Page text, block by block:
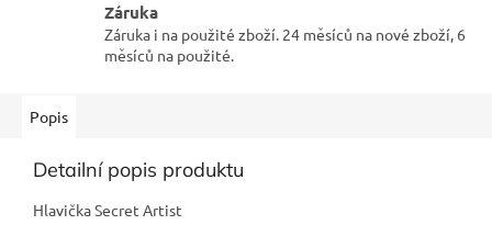
Záruka
Záruka i na použité zboží. 24 měsíců na nové zboží, 6
měsíců na použité.
Popis
Detailní popis produktu
Hlavička Secret Artist